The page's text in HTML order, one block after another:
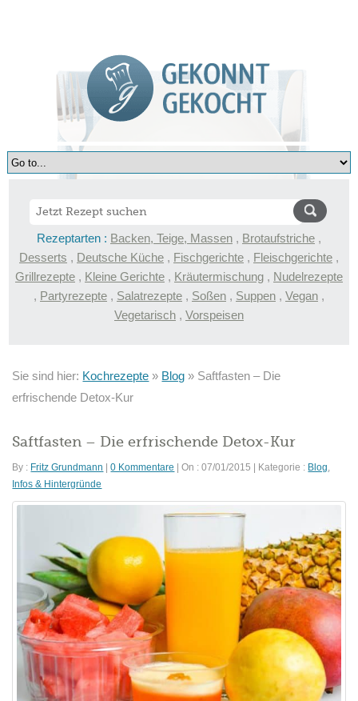
Rezeptarten : Backen, Teige, Massen , Brotaufstriche ,
Desserts , Deutsche Küche , Fischgerichte , Fleischgerichte ,
Grillrezepte , Kleine Gerichte , Kräutermischung , Nudelrezepte
, Partyrezepte , Salatrezepte , Soßen , Suppen , Vegan ,
Vegetarisch , Vorspeisen
Sie sind hier: Kochrezepte » Blog » Saftfasten – Die
erfrischende Detox-Kur
Saftfasten – Die erfrischende Detox-Kur
By : Fritz Grundmann 0 Kommentare On : 07/01/2015 Kategorie : Blog,
Infos & Hintergründe